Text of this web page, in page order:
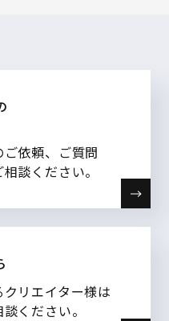
依頼、ご質問
談ください。
リエイター様は
ください。